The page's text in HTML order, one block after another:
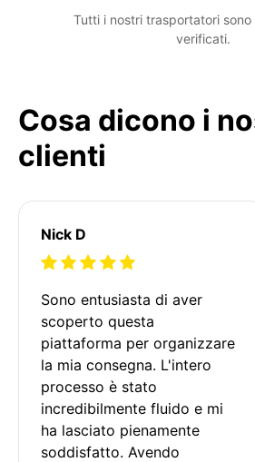
Tutti i nostri trasportatori
verificati.
Cosa dicono i
clienti
Nick D
Sono entusiasta di aver
scoperto questa
piattaforma per organizzare
la mia consegna. L'intero
processo è stato
incredibilmente fluido e mi
ha lasciato pienamente
soddisfatto. Avendo